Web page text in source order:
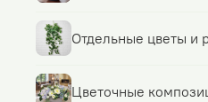
Отдельные цветы и
Цветочные